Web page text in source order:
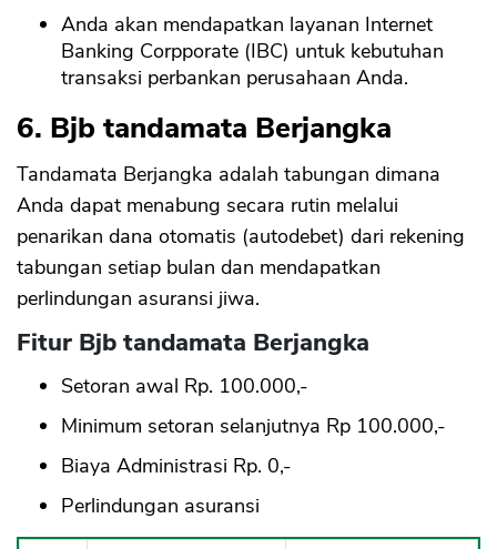
Anda akan mendapatkan layanan Internet
Banking Corpporate (IBC) untuk kebutuhan
transaksi perbankan perusahaan Anda.
6. Bjb tandamata Berjangka
Tandamata Berjangka adalah tabungan dimana
Anda dapat menabung secara rutin melalui
penarikan dana otomatis (autodebet) dari rekening
tabungan setiap bulan dan mendapatkan
perlindungan asuransi jiwa.
Fitur Bjb tandamata Berjangka
Setoran awal Rp. 100.000,-
Minimum setoran selanjutnya Rp 100.000,-
Biaya Administrasi Rp. 0,-
Perlindungan asuransi